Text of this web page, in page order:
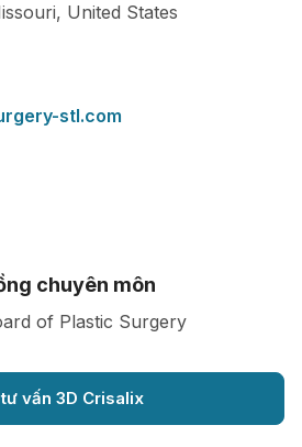
, United States
stl.com
chuyên môn
of Plastic Surgery
vấn 3D Crisalix